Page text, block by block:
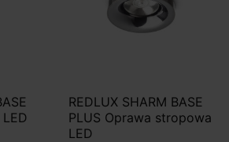
REDLUX SHARM BASE
PLUS Oprawa stropowa
LED